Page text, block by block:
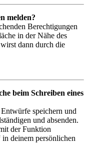
melden?
Berechtigungen
in der Nähe des
dann durch die
beim Schreiben eines
speichern und
und absenden.
der Funktion
deinem persönlichen